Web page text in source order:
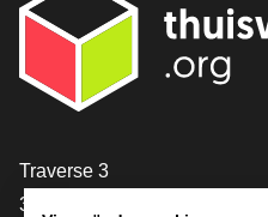
[_General:Contact]
Traverse 3
3905 NL Veenendaal